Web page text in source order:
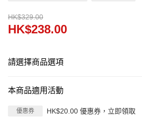
HK$329.00
HK$238.00
請選擇商品選項
本商品適用活動
優惠券 HK$20.00 優惠券，立即領取